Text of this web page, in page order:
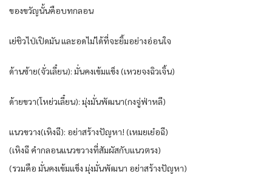
ของขวัญนั้นคือบทกลอน
เย่ชิวไป่เปิดมัน และอดไม่ได้ที่จะยิ้มอย่างอ่อนใจ
ด้านซ้าย(จั่วเลี๋ยน): มั่นคงเข้มแข็ง (เหวยจงฉิวเจิ้น)
ด้ายขวา(โหย่วเลี๋ยน): มุ่งมั่นพัฒนา(กงจู่ฟ่าหลี)
แนวขวาง(เหิงฉี): อย่าสร้างปัญหา! (เหมยเย๋อฉี)
(เหิงฉี คำกลอนแนวขวางที่สัมผัสกับแนวตรง)
(รวมคือ มั่นคงเข้มแข็ง มุ่งมั่นพัฒนา อย่าสร้างปัญหา)